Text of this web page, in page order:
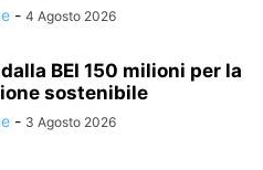
- 4 Agosto 2026
BEI 150 milioni per la
sostenibile
- 3 Agosto 2026